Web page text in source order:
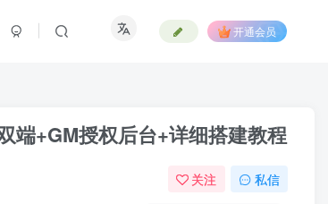
开通会员
端+GM授权后台+详细搭建教程
关注 私信